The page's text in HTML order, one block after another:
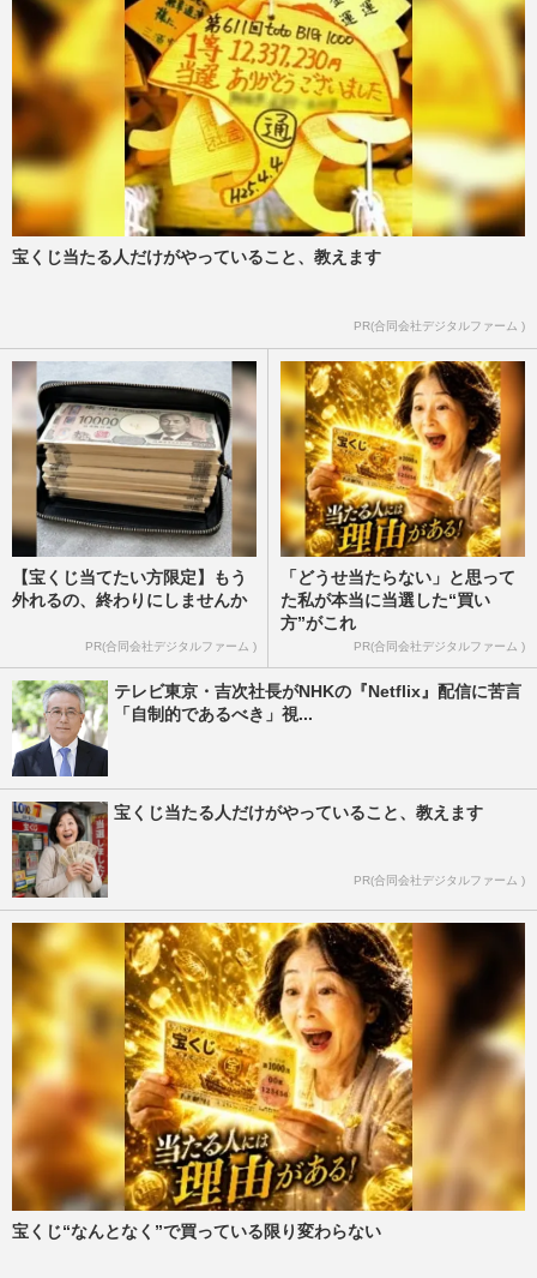
宝くじ当たる人だけがやっていること、教えます
PR(合同会社デジタルファーム )
【宝くじ当てたい方限定】もう
外れるの、終わりにしませんか
PR(合同会社デジタルファーム )
「どうせ当たらない」と思って
た私が本当に当選した“買い
方”がこれ
PR(合同会社デジタルファーム )
テレビ東京・吉次社長がNHKの『Netflix』配信に苦言
「自制的であるべき」視...
宝くじ当たる人だけがやっていること、教えます
PR(合同会社デジタルファーム )
宝くじ“なんとなく”で買っている限り変わらない